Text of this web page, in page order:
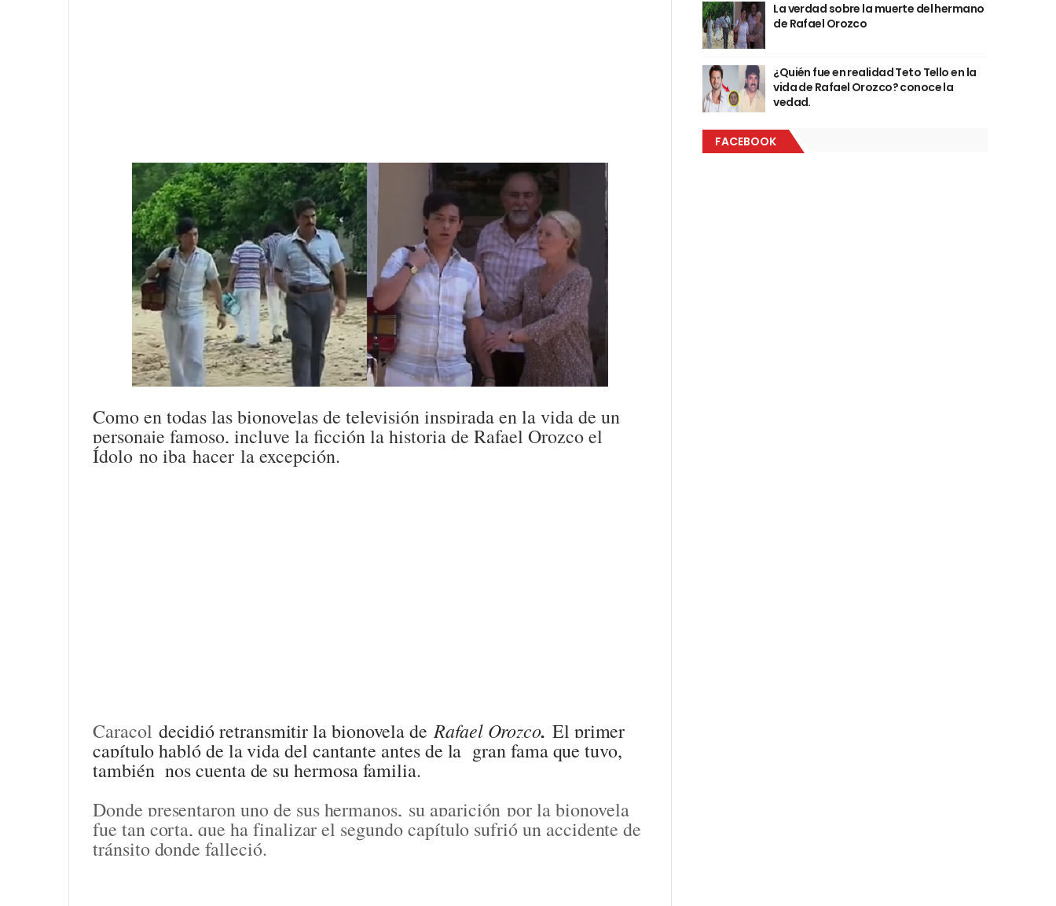
Como en todas las bionovelas de televisión inspirada en la vida de un
personaje famoso, incluye la ficción la historia de Rafael Orozco el
Ídolo no iba hacer la excepción.
Caracol decidió retransmitir la bionovela de Rafael Orozco, El primer
capítulo habló de la vida del cantante antes de la gran fama que tuvo,
también nos cuenta de su hermosa familia.
Donde presentaron uno de sus hermanos, su aparición por la bionovela
fue tan corta, que ha finalizar el segundo capítulo sufrió un accidente de
tránsito donde falleció.
La verdad sobre la muerte del hermano
de Rafael Orozco
¿Quién fue en realidad Teto Tello en la
vida de Rafael Orozco? conoce la
vedad.
FACEBOOK